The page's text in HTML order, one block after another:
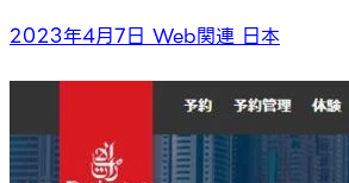
2023年4月7日 Web関連 日本